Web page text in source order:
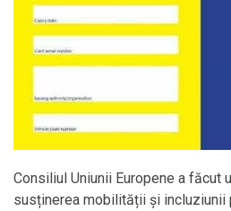
Consiliul Uniunii Europene a făcut
susținerea mobilității și incluziunii